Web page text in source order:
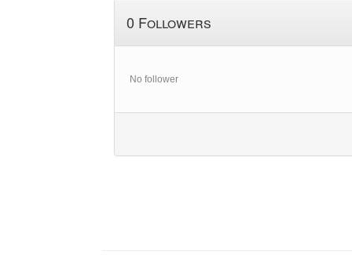
0 Followers
No follower